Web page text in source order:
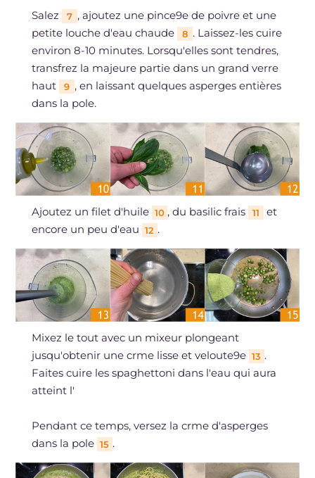
Salez 7 , ajoutez une pince9e de poivre et une
petite louche d'eau chaude
8 . Laissez-les cuire
environ 8-10 minutes. Lorsqu'elles sont tendres,
transfrez la majeure partie dans un grand verre
haut
9 , en laissant quelques asperges entières
dans la pole.
Ajoutez un filet d'huile 10 , du basilic frais 11
et
encore un peu d'eau 12 .
Mixez le tout avec un mixeur plongeant
jusqu'obtenir une crme lisse et veloute9e 13 .
Faites cuire les spaghettoni dans l'eau qui aura
atteint l'
Pendant ce temps, versez la crme d'asperges
dans la pole 15 .